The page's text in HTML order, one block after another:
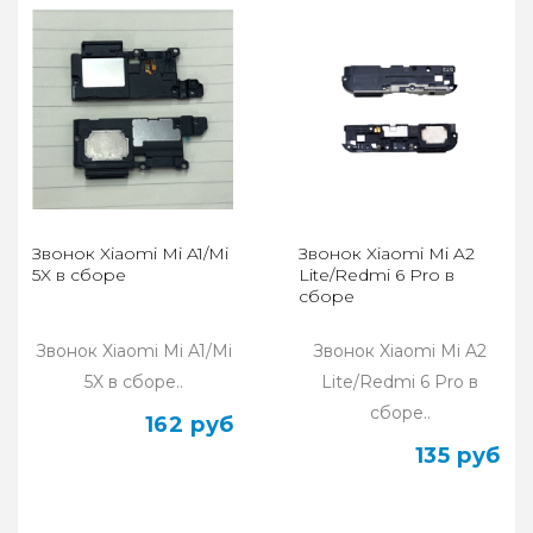
Звонок Xiaomi Mi A1/Mi
5X в сборе
Звонок Xiaomi Mi A1/Mi
5X в сборе..
162 руб
Звонок Xiaomi Mi A2
Lite/Redmi 6 Pro в
сборе
Звонок Xiaomi Mi A2
Lite/Redmi 6 Pro в
сборе..
135 руб